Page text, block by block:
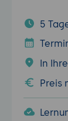
5
In
Preis